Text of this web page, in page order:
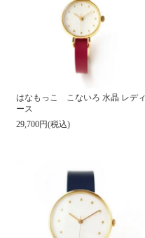
はなもっこ こないろ 水晶 レディ
ース
29,700円(税込)